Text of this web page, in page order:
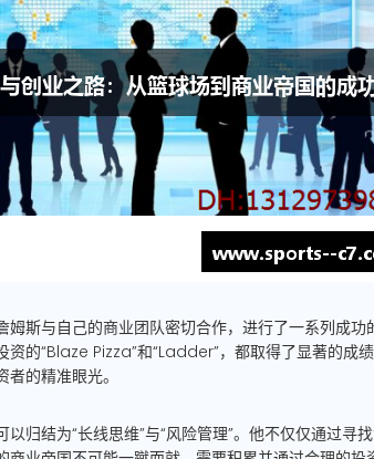
姆斯与自己的商业团队密切合作，进行了一系列成
资的“Blaze Pizza”和“Ladder”，都取得了显著的成
的精准眼光。
以归结为“长线思维”与“风险管理”。他不仅仅通过寻